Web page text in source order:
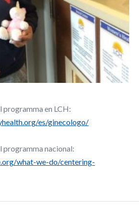
programma en LCH:
es/ginecologo/
programma nacional:
what-we-do/centering-